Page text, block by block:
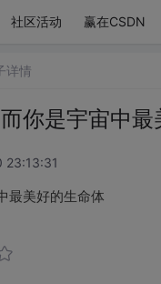
社区活动 赢在CSDN
详情
你是宇宙中最
最美好的生命体